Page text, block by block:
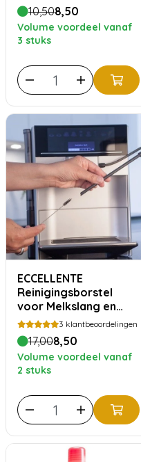
10,508,50
Volume voordeel vanaf
3 stuks
ECCELLENTE
Reinigingsborstel
voor Melkslang en
Buisjes - 1+1 gratis
3 klantbeoordelingen
17,008,50
Volume voordeel vanaf
2 stuks